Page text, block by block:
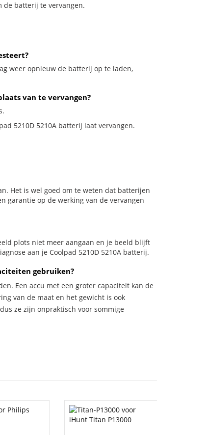
de batterij te vervangen.
weer opnieuw de batterij op te laden,
van te vervangen?
5210D 5210A batterij laat vervangen.
Het is wel goed om te weten dat batterijen
garantie op de werking van de vervangen
plots niet meer aangaan en je beeld blijft
aan je Coolpad 5210D 5210A batterij.
gebruiken?
Een accu met een groter capaciteit kan de
van de maat en het gewicht is ook
ze zijn onpraktisch voor sommige